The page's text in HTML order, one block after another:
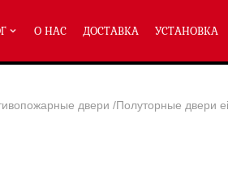
О НАС ДОСТАВКА УСТАНОВКА
двери /Полуторные двери